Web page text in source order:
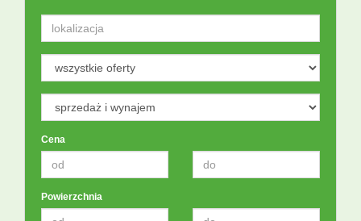
Cena
Powierzchnia